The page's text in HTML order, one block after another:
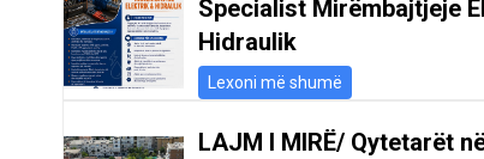
Specialist Mirëmbajtjeje
Hidraulik
Lexoni më shumë
LAJM I MIRË/ Qytetarët